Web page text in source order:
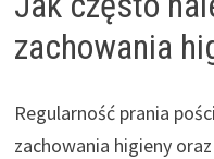
zachowania
Regularność prania
zachowania higieny